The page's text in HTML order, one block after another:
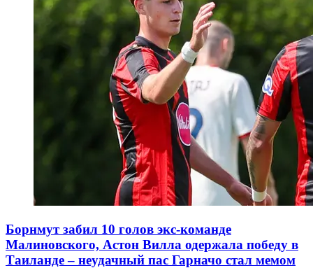
Борнмут забил 10 голов экс-команде
Малиновского, Астон Вилла одержала победу в
Таиланде – неудачный пас Гарначо стал мемом